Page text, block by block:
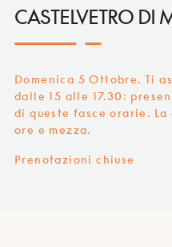
CASTELVETRO DI
Domenica 5 Ottobre. Ti
dalle 15 alle 17.30:
di queste fasce orarie.
ore e mezza.
Prenotazioni chiuse